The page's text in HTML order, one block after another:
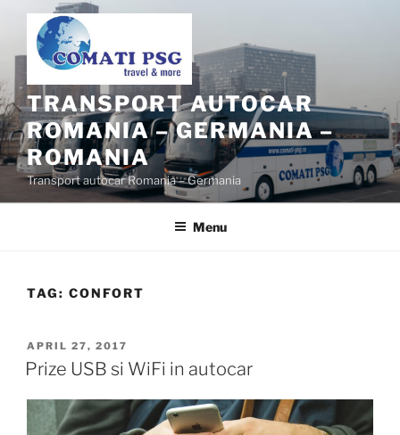
content
TRANSPORT AUTOCAR
ROMANIA – GERMANIA –
ROMANIA
Transport autocar Romania – Germania
Menu
TAG: CONFORT
POSTED
ON
APRIL 27, 2017
Prize USB si WiFi in autocar